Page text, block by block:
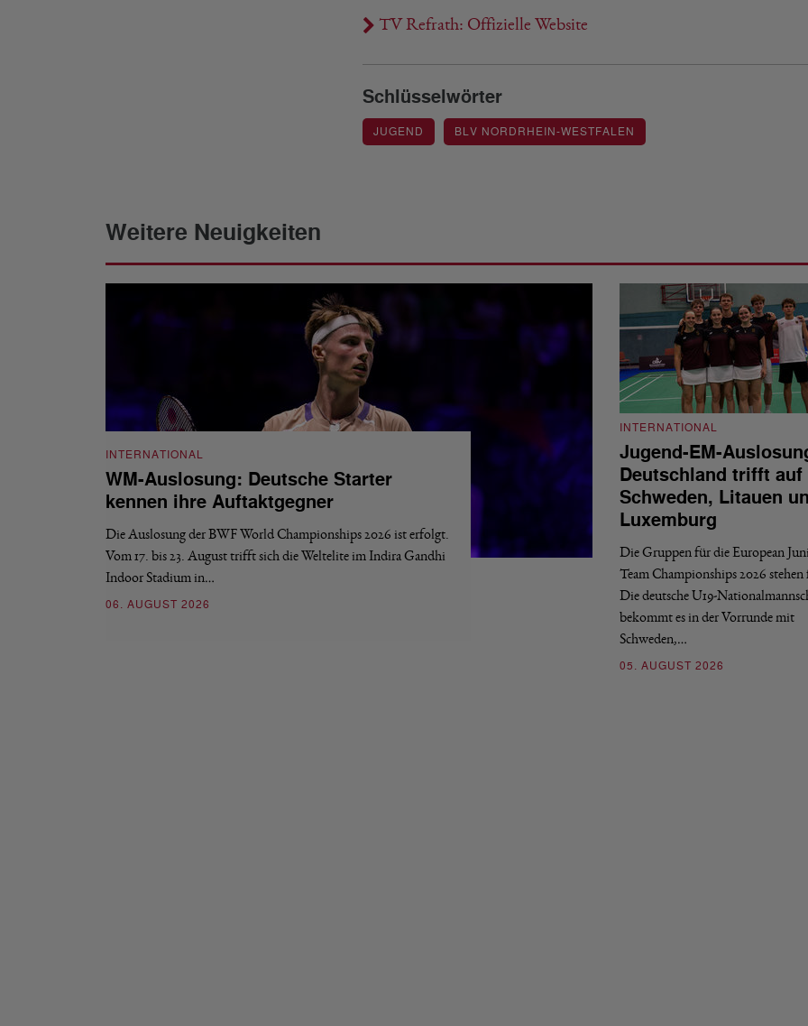
TV Refrath: Offizielle Website
Schlüsselwörter
JUGEND BLV NORDRHEIN-WESTFALEN
Weitere Neuigkeiten
INTERNATIONAL
WM-Auslosung: Deutsche Starter
kennen ihre Auftaktgegner
Die Auslosung der BWF World Championships 2026 ist erfolgt.
Vom 17. bis 23. August trifft sich die Weltelite im Indira Gandhi
Indoor Stadium in…
06. AUGUST 2026
INTERNATIONAL
Jugend-EM-
Deutschland trifft auf
Schweden, Litauen
Luxemburg
Die Gruppen für die European
Team Championships 2026 stehen
Die deutsche U19-
bekommt es in der Vorrunde mit
Schweden,…
05. AUGUST 2026